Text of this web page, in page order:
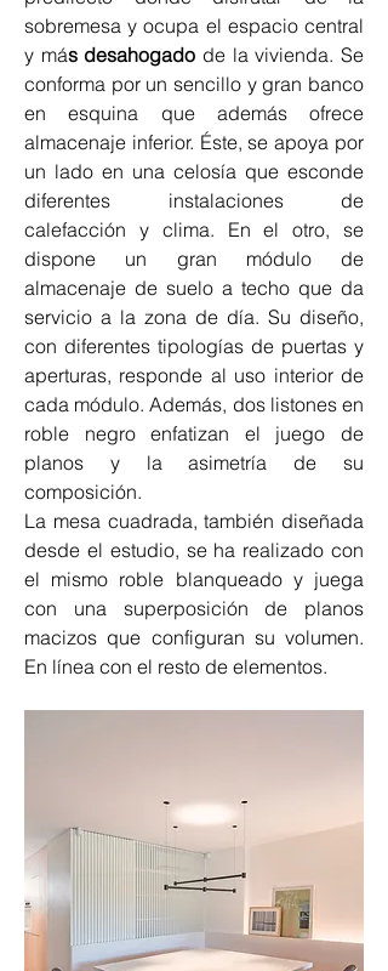
sobremesa y ocupa el espacio central
y más desahogado de la vivienda. Se
conforma por un sencillo y gran banco
en esquina que además ofrece
almacenaje inferior. Éste, se apoya por
un lado en una celosía que esconde
diferentes instalaciones de
calefacción y clima. En el otro, se
dispone un gran módulo de
almacenaje de suelo a techo que da
servicio a la zona de día. Su diseño,
con diferentes tipologías de puertas y
aperturas, responde al uso interior de
cada módulo. Además, dos listones en
roble negro enfatizan el juego de
planos y la asimetría de su
composición.
La mesa cuadrada, también diseñada
desde el estudio, se ha realizado con
el mismo roble blanqueado y juega
con una superposición de planos
macizos que configuran su volumen.
En línea con el resto de elementos.